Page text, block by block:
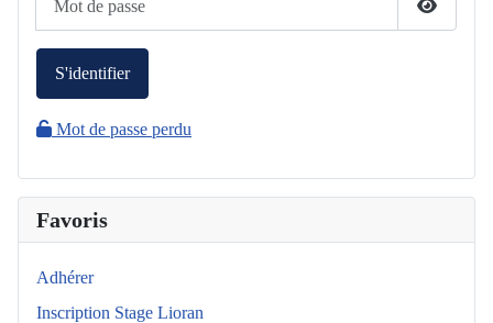
Afficher
S'identifier
Mot de passe perdu
Favoris
Adhérer
Inscription Stage Lioran